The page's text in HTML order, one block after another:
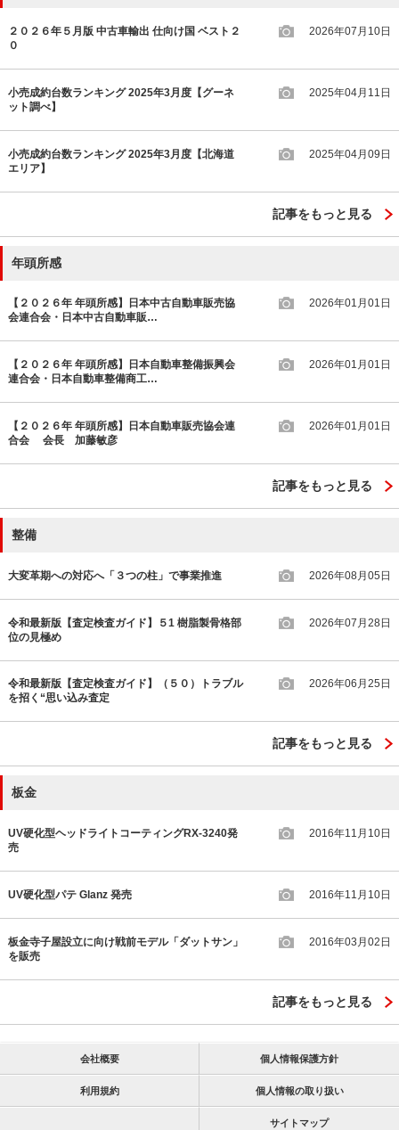
２０２６年５月版 中古車輸出 仕向け国 ベスト２
０
2026年07月10日
小売成約台数ランキング 2025年3月度【グーネ
ット調べ】
2025年04月11日
小売成約台数ランキング 2025年3月度【北海道
エリア】
2025年04月09日
記事をもっと見る
年頭所感
【２０２６年 年頭所感】日本中古自動車販売協
会連合会・日本中古自動車販…
2026年01月01日
【２０２６年 年頭所感】日本自動車整備振興会
連合会・日本自動車整備商工…
2026年01月01日
【２０２６年 年頭所感】日本自動車販売協会連
合会 会長 加藤敏彦
2026年01月01日
記事をもっと見る
整備
大変革期への対応へ「３つの柱」で事業推進 2026年08月05日
令和最新版【査定検査ガイド】５1 樹脂製骨格部
位の見極め
2026年07月28日
令和最新版【査定検査ガイド】（５０）トラブル
を招く“思い込み査定
2026年06月25日
記事をもっと見る
板金
UV硬化型ヘッドライトコーティングRX-3240発
売
2016年11月10日
UV硬化型パテ Glanz 発売 2016年11月10日
板金寺子屋設立に向け戦前モデル「ダットサン」
を販売
2016年03月02日
記事をもっと見る
会社概要 個人情報保護方針
利用規約 個人情報の取り扱い
サイトマップ